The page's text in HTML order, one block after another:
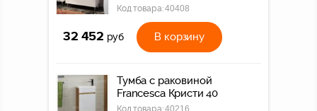
Код товара:40408
32 452 руб В корзину
Тумба с раковиной
Francesca Кристи 40
Код товара:40216